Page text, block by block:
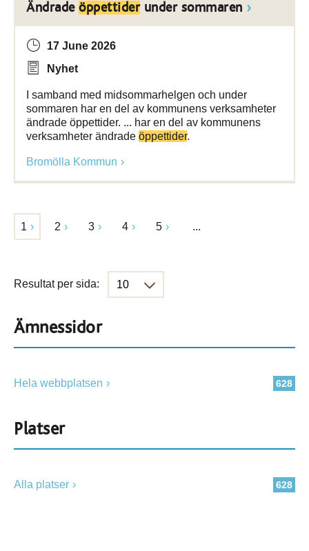
Ändrade öppettiderunder sommaren
17 June 2026
Nyhet
I samband med midsommarhelgen och under
sommaren har en del av kommunens verksamheter
ändrade öppettider. ... har en del av kommunens
verksamheter ändrade öppettider.
Bromölla Kommun
1 2 3 4 5 ...
Resultat per sida:
Ämnessidor
628
Hela webbplatsen
Platser
628
Alla platser